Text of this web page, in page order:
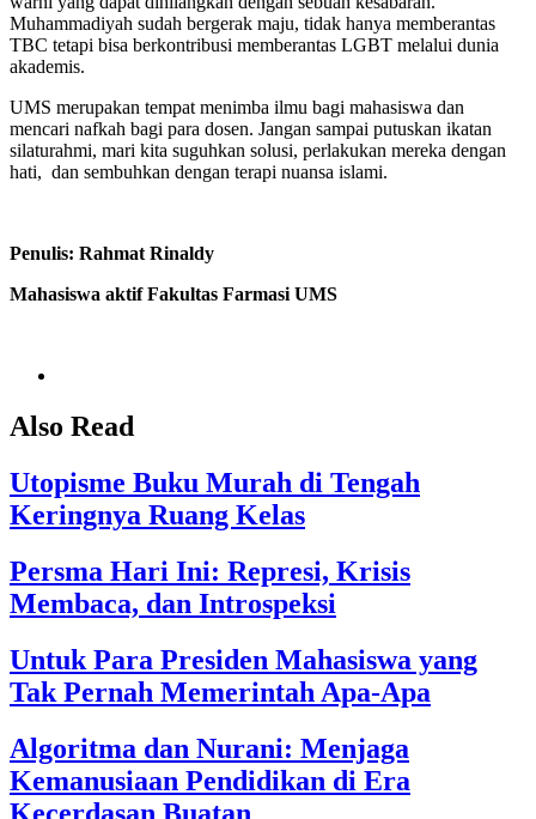
Muhammadiyah sudah bergerak maju, tidak hanya memberantas
TBC tetapi bisa berkontribusi memberantas LGBT melalui dunia
akademis.
UMS merupakan tempat menimba ilmu bagi mahasiswa dan
mencari nafkah bagi para dosen. Jangan sampai putuskan ikatan
silaturahmi, mari kita suguhkan solusi, perlakukan mereka dengan
hati, dan sembuhkan dengan terapi nuansa islami.
Penulis: Rahmat Rinaldy
Mahasiswa aktif Fakultas Farmasi UMS
Also Read
Utopisme Buku Murah di Tengah
Keringnya Ruang Kelas
Persma Hari Ini: Represi, Krisis
Membaca, dan Introspeksi
Untuk Para Presiden Mahasiswa yang
Tak Pernah Memerintah Apa-Apa
Algoritma dan Nurani: Menjaga
Kemanusiaan Pendidikan di Era
Kecerdasan Buatan